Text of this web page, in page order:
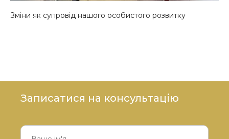
Зміни як супровід нашого особистого розвитку
Записатися на консультацію